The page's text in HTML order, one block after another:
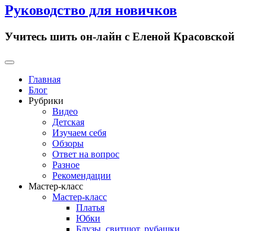
Руководство для новичков
Учитесь шить он-лайн с Еленой Красовской
Primary
Главная
Блог
Рубрики
Видео
Детская
Изучаем себя
Обзоры
Ответ на вопрос
Разное
Рекомендации
Мастер-класс
Мастер-класс
Платья
Юбки